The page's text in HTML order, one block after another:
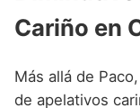
Cariño en
Más allá de
de apelativos